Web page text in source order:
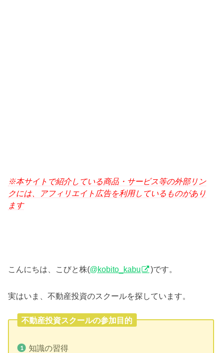
※本サイトで紹介している商品・サービス等の外部リン
クには、アフィリエイト広告を利用しているものがあり
ます
こんにちは、こびと株(@kobito_kabu )です。
実はいま、不動産投資のスクールを探しています。
不動産投資スクールの参加目的
知識の習得